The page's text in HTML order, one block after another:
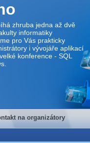
zhruba jedna až dvě
informatiky
pro Vás prakticky
i vývojáře aplikací
konference - SQL
na organizátory